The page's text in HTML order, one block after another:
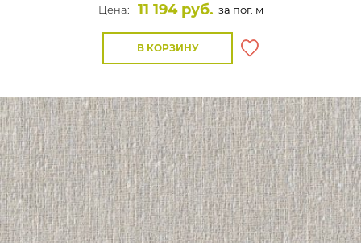
Цена:
11 194 руб. за пог. м
В КОРЗИНУ